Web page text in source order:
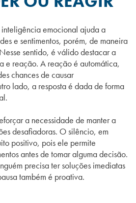
emocional ajuda a
e sentimentos, porém, de maneira
sentido, é válido destacar a
e reação. A reação é automática,
chances de causar
lado, a resposta é dada de forma
a necessidade de manter a
desafiadoras. O silêncio, em
positivo, pois ele permite
antes de tomar alguma decisão.
precisa ter soluções imediatas
também é proativa.